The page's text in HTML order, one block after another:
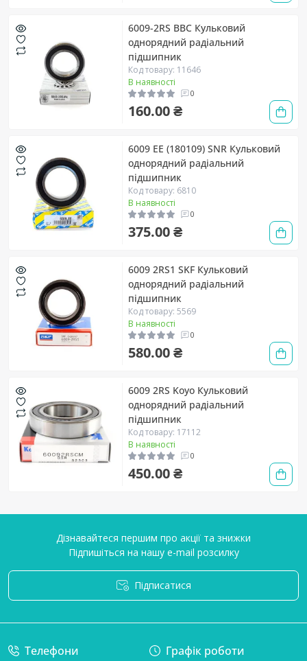
6009-2RS BBC Кульковий
однорядний радіальний
підшипник
Код товару: 11646
В наявності
0
160.00 ₴
6009 EE (180109) SNR Кульковий
однорядний радіальний
підшипник
Код товару: 6810
В наявності
0
375.00 ₴
6009 2RS1 SKF Кульковий
однорядний радіальний
підшипник
Код товару: 5569
В наявності
0
580.00 ₴
6009 2RS Koyo Кульковий
однорядний радіальний
підшипник
Код товару: 17112
В наявності
0
450.00 ₴
Дізнавайтеся першим про акції та знижки
Підпишіться на нашу e-mail розсилку
Підписатися
Телефони Графік роботи